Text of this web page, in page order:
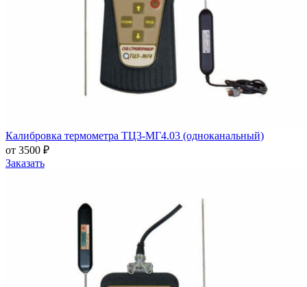
Калибровка термометра ТЦ3-МГ4.03 (одноканальный)
от 3500 ₽
Заказать